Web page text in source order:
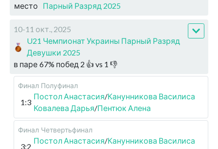
место
Парный Разряд 2025
10-11 окт., 2025
U21 Чемпионат Украины Парный Разряд
Девушки 2025
в паре 67% побед 2 👍 vs 1 👎
Финал Полуфинал
1:3
Постол Анастасия/Канунникова Василиса
Ковалева Дарья/Пентюк Алена
Финал Четвертьфинал
3:2
Постол Анастасия/Канунникова Василиса